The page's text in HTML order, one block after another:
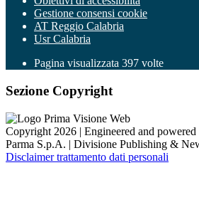
Gestione consensi cookie
AT Reggio Calabria
Usr Calabria
Pagina visualizzata 397 volte
Sezione Copyright
Copyright 2026 | Engineered and
Parma S.p.A. | Divisione Publishing &
Disclaimer trattamento dati personali